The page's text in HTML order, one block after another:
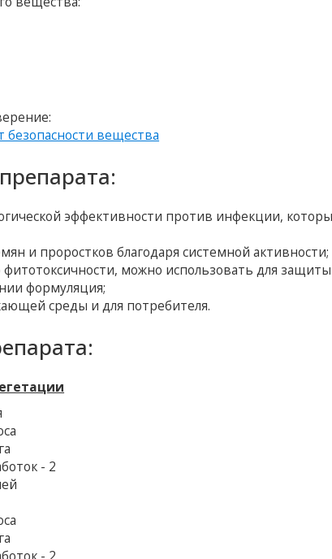
безопасности вещества
эффективности против инфекции,
и проростков благодаря системной активности;
фитотоксичности, можно использовать для
формуляция;
среды и для потребителя.
- 2